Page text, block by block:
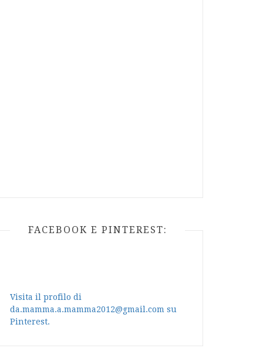
FACEBOOK E PINTEREST:
Visita il profilo di
da.mamma.a.mamma2012@gmail.com su
Pinterest.